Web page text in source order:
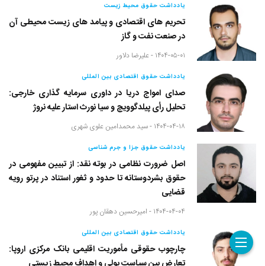
یادداشت حقوق محیط زیست
تحریم های اقتصادی و پیامد های زیست محیطی آن
در صنعت نفت و گاز
۱۴۰۴-۰۵-۰۱ - علیرضا دلاور
یادداشت حقوق اقتصادی بین المللی
صدای امواج دریا در داوری سرمایه گذاری خارجی:
تحلیل رأی پیلدگوویچ و سیا نورث استار علیه نروژ
۱۴۰۴-۰۴-۱۸ - سید محمدامین علوی شهری
یادداشت حقوق جزا و جرم شناسی
اصل ضرورت نظامی در بوته نقد: از تبیین مفهومی در
حقوق بشردوستانه تا حدود و ثغور استناد در پرتو رویه
قضایی
۱۴۰۴-۰۴-۰۴ - امیرحسین دهقان پور
یادداشت حقوق اقتصادی بین المللی
چارچوب حقوقی مأموریت اقلیمی بانک مرکزی اروپا: